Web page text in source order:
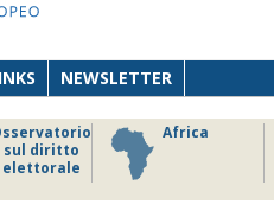
NEWSLETTER
sul diritto
elettorale
Africa